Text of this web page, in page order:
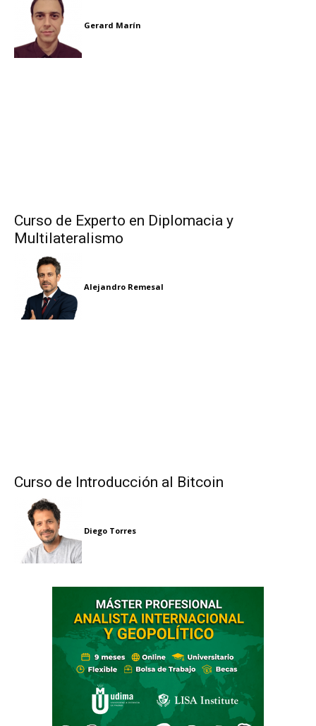
Gerard Marín
Curso de Experto en Diplomacia y
Multilateralismo
Alejandro Remesal
Curso de Introducción al Bitcoin
Diego Torres